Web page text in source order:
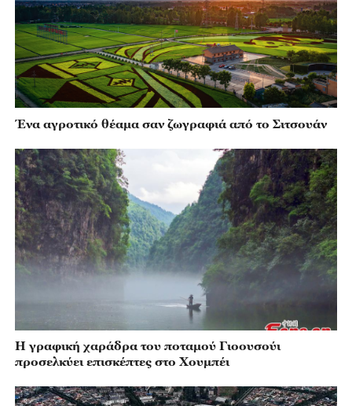
Ένα αγροτικό θέαμα σαν ζωγραφιά από το Σιτσουάν
Η γραφική χαράδρα του ποταμού Γιοουσούι
προσελκύει επισκέπτες στο Χουμπέι